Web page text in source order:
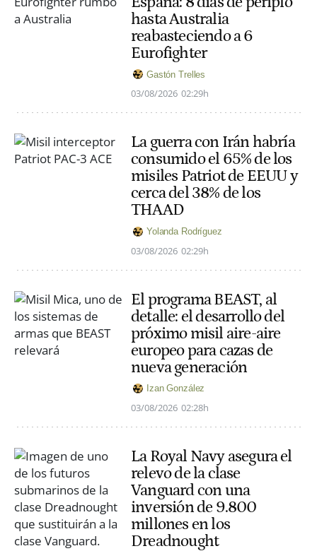
hasta Australia
reabasteciendo a 6
Eurofighter
Gastón Trelles
03/08/2026 02:29h
La guerra con Irán habría
consumido el 65% de los
misiles Patriot de EEUU y
cerca del 38% de los
THAAD
Yolanda Rodríguez
03/08/2026 02:29h
El programa BEAST, al
detalle: el desarrollo del
próximo misil aire-aire
europeo para cazas de
nueva generación
Izan González
03/08/2026 02:28h
La Royal Navy asegura el
relevo de la clase
Vanguard con una
inversión de 9.800
millones en los
Dreadnought